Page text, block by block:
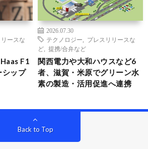
ースな
F1
シップ
2026.07.30
テクノロジー
プレスリリースな
ど
提携/合弁など
関西電力や大和ハウスなど6
者、滋賀・米原でグリーン水
素の製造・活用促進へ連携
Back to Top